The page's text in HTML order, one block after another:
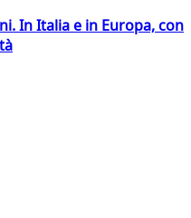
In Italia e in Europa, con